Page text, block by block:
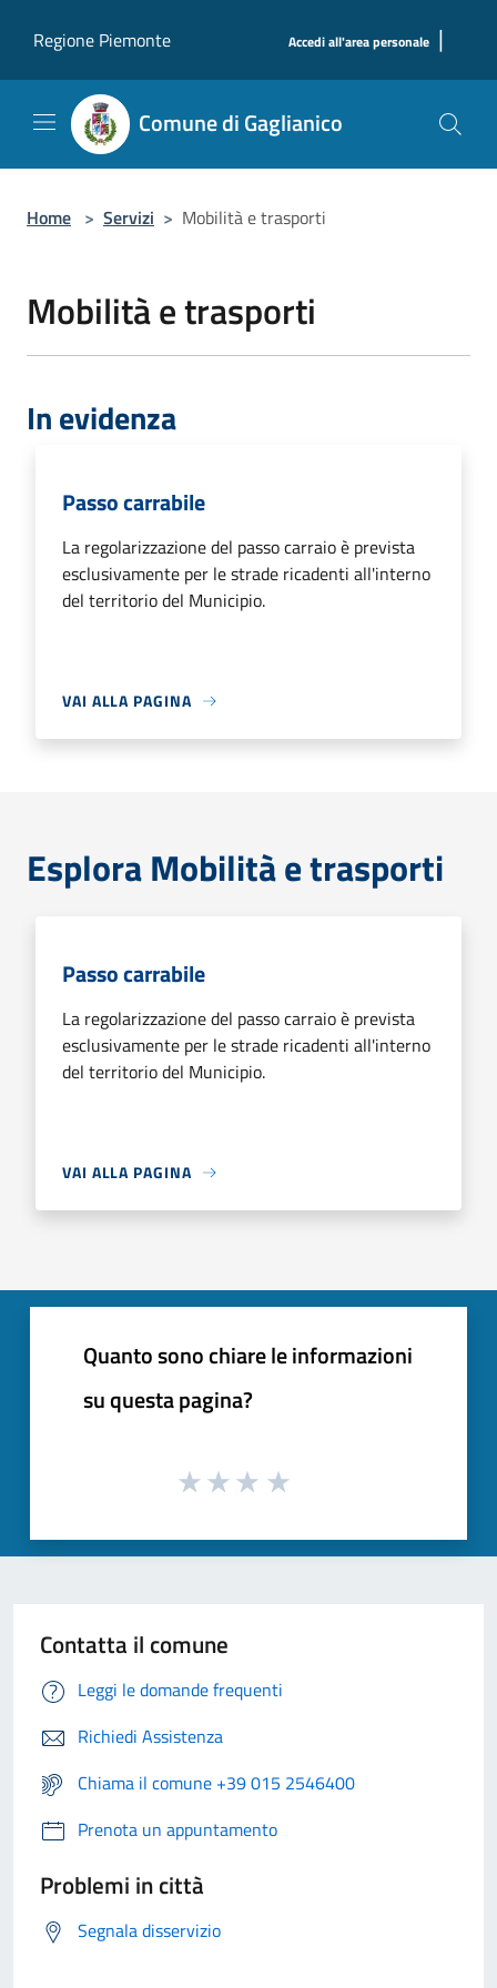
Regione Piemonte
Accedi all'area personale |
Comune di Gaglianico
Home > Servizi > Mobilità e trasporti
Mobilità e trasporti
In evidenza
Passo carrabile
La regolarizzazione del passo carraio è prevista
esclusivamente per le strade ricadenti all'interno
del territorio del Municipio.
VAI ALLA PAGINA
Esplora Mobilità e trasporti
Passo carrabile
La regolarizzazione del passo carraio è prevista
esclusivamente per le strade ricadenti all'interno
del territorio del Municipio.
VAI ALLA PAGINA
Quanto sono chiare le informazioni
su questa pagina?
Contatta il comune
Leggi le domande frequenti
Richiedi Assistenza
Chiama il comune +39 015 2546400
Prenota un appuntamento
Problemi in città
Segnala disservizio